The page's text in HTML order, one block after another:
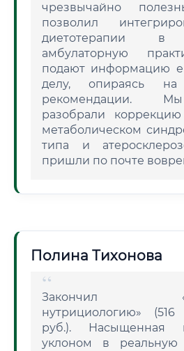
чрезвычайно
позволил
диетотерапии в
амбулаторную
подают информацию
делу, опираясь на
рекомендации.
разобрали
метаболическом
типа и
пришли по почте
Полина Тихонова
Закончил
нутрициологию»
руб.). Насыщенная
уклоном в реальную